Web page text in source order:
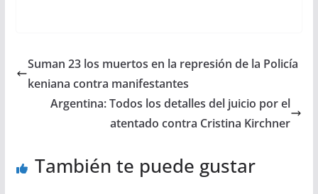
Suman 23 los muertos en la represión de la Policía
keniana contra manifestantes
Argentina: Todos los detalles del juicio por el
atentado contra Cristina Kirchner
También te puede gustar